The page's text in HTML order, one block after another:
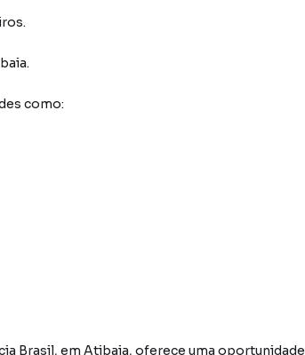
.
como:
Brasil, em Atibaia, oferece uma oportunidade